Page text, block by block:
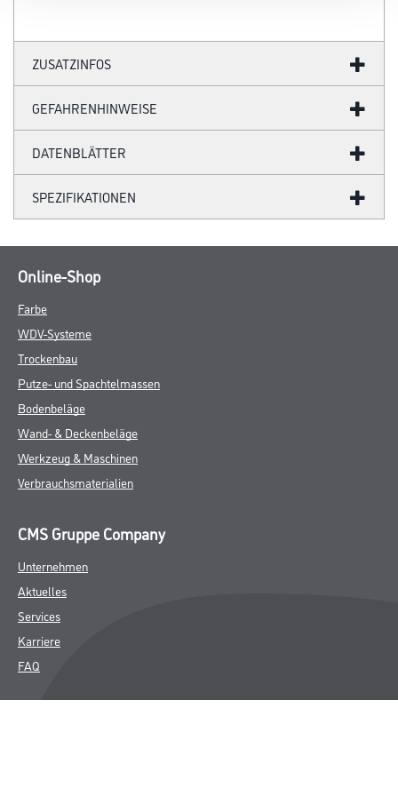
ZUSATZINFOS
GEFAHRENHINWEISE
DATENBLÄTTER
SPEZIFIKATIONEN
Online-Shop
Farbe
WDV-Systeme
Trockenbau
Putze- und Spachtelmassen
Bodenbeläge
Wand- & Deckenbeläge
Werkzeug & Maschinen
Verbrauchsmaterialien
CMS Gruppe Company
Unternehmen
Aktuelles
Services
Karriere
FAQ